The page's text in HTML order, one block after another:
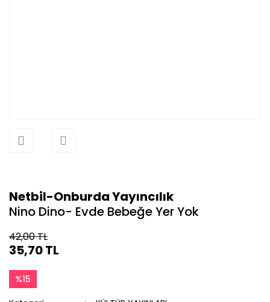
Netbil-Onburda Yayıncılık
Nino Dino- Evde Bebeğe Yer Yok
42,00 TL
35,70 TL
%15